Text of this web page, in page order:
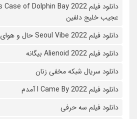
عجیب خلیج دلفین
دانلود فیلم Seoul Vibe 2022 حال و هوای سئول
دانلود فیلم Alienoid 2022 بیگانه
دانلود سریال شبکه مخفی زنان
دانلود فیلم I Came By 2022 آمدم
دانلود فیلم سه حرفی